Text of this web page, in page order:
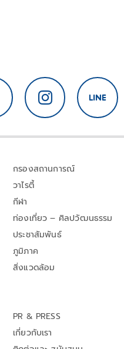
กรองสถานการณ์
วาไรตี้
กีฬา
ท่องเที่ยว – ศิลปวัฒนธรรม
ประชาสัมพันธ์
ภูมิภาค
สิ่งแวดล้อม
PR & PRESS
เกี่ยวกับเรา